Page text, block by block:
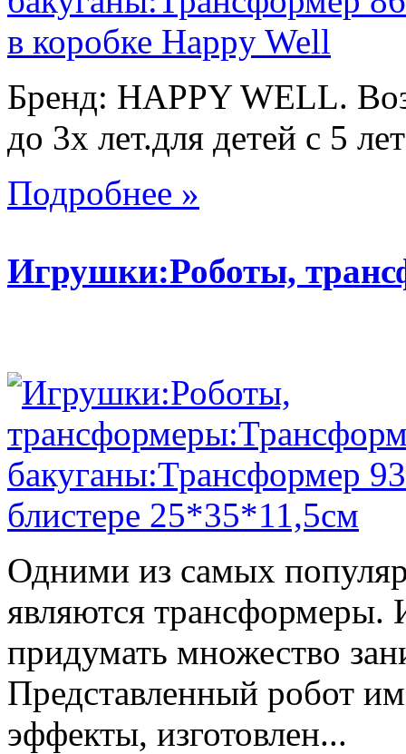
Бренд: HAPPY WELL.
до 3х лет.для детей с 5 лет
Подробнее »
Игрушки:Роботы,
Одними из самых
являются
придумать множество
Представленный робот
эффекты, изготовлен...